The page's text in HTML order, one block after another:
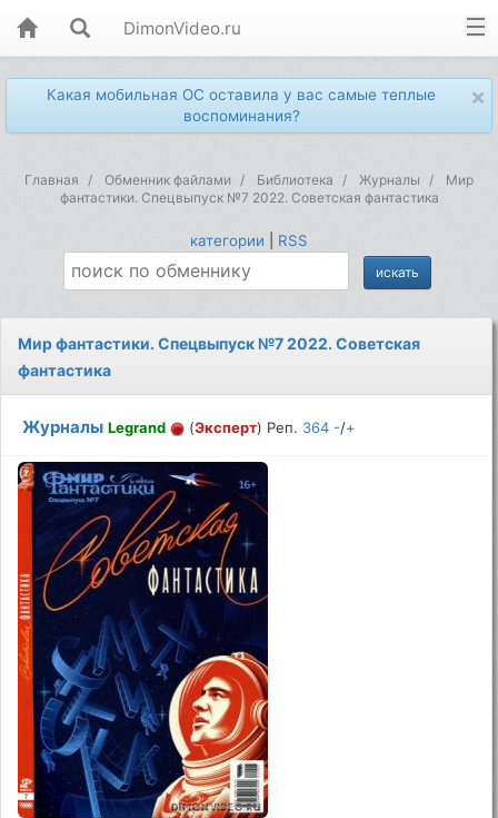
DimonVideo.ru
×
Какая мобильная ОС оставила у вас самые теплые
воспоминания?
Главная Обменник файлами Библиотека Журналы
Мир
фантастики. Спецвыпуск №7 2022. Советская фантастика
категории RSS
Мир фантастики. Спецвыпуск №7 2022. Советская
фантастика
Журналы Legrand (Эксперт) Реп. 364 -/+